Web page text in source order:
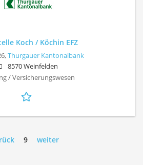
Koch / Köchin EFZ
Thurgauer Kantonalbank
8570 Weinfelden
/ Versicherungswesen
9 weiter